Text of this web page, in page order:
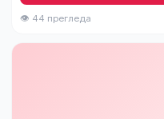
👁 44 прегледа